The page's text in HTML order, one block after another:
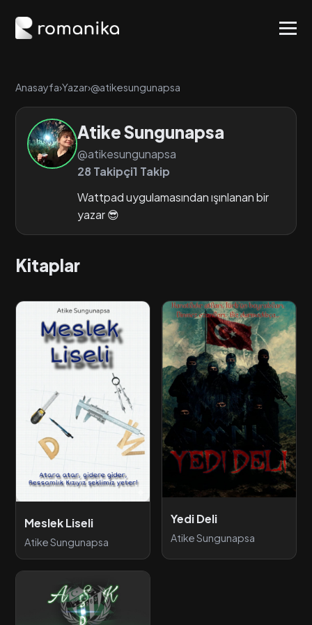
Anasayfa›Yazar›@atikesungunapsa
Atike Sungunapsa
@atikesungunapsa
28 Takipçi1 Takip
Wattpad uygulamasından ışınlanan bir
yazar 😎
Kitaplar
Meslek Liseli
Atike Sungunapsa
Yedi Deli
Atike Sungunapsa